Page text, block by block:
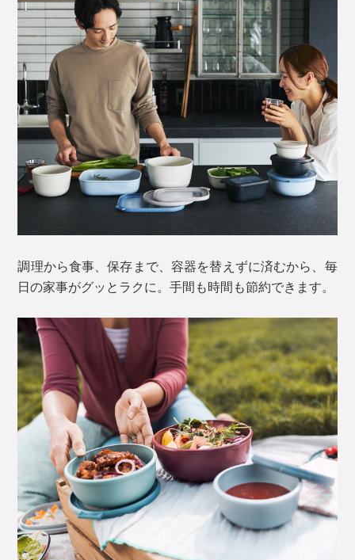
調理から食事、保存まで、容器を替えずに済むから、毎
日の家事がグッとラクに。手間も時間も節約できます。